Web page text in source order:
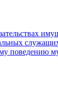
поведению